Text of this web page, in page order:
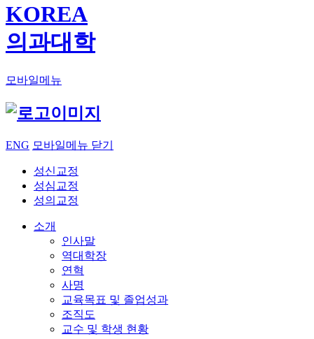
의과대학
모바일메뉴
ENG 모바일메뉴 닫기
성신교정
성심교정
성의교정
소개
인사말
역대학장
연혁
사명
교육목표 및 졸업성과
조직도
교수 및 학생 현황